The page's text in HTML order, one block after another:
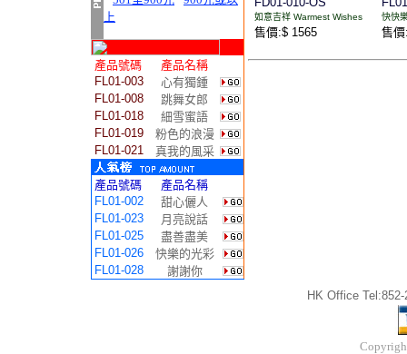
上
產品號碼
產品名稱
FL01-003
心有獨鍾
FL01-008
跳舞女郎
FL01-018
細雪蜜語
FL01-019
粉色的浪漫
FL01-021
真我的風采
產品號碼
產品名稱
FL01-002
甜心儷人
FL01-023
月亮說話
FL01-025
盡善盡美
FL01-026
快樂的光彩
FL01-028
謝謝你
如意吉祥 Warmest Wishes
售價:$ 1565
快快
售
HK Office